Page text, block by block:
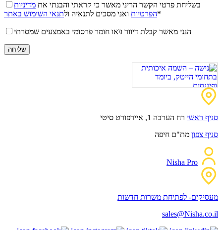
בשליחת פרטי הקשר הריני מאשר כי קראתי והבנתי את מדיניות
הפרטיות ואני מסכים לתנאיה ולתנאי השימוש באתר *
הנני מאשר קבלת דיוור ו\או חומר פרסומי באמצעים שמסרתי
סניף ראשי רח הערבה 1, איירפורט סיטי
סניף צפון מת"ם חיפה
Nisha Pro
מעסיקים- לפתיחת משרות חדשות
sales@Nisha.co.il